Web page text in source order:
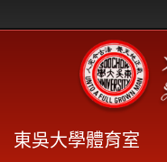
東吳大學體育室